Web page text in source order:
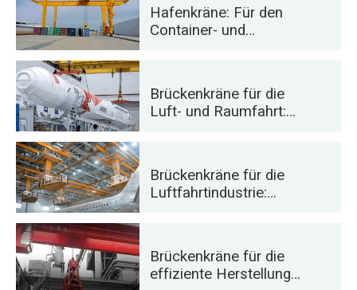
Hafenkräne: Für den
Container- und
Brückenkräne für die
Luft- und Raumfahrt:
transport
Brückenkräne für die
Luftfahrtindustrie:
Brückenkräne für die
effiziente Herstellung